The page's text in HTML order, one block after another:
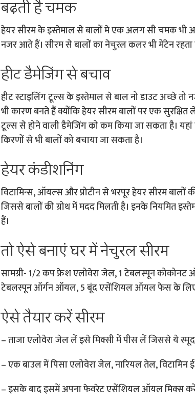
बढ़ती है चमक
हेयर सीरम के इस्तेमाल से बालों मे एक अलग सी चमक भी
नजर आते हैं। सीरम से बालों का नेचुरल कलर भी मेंटेन रहता
हीट डैमेजिंग से बचाव
हीट स्टाइलिंग टूल्स के इस्तेमाल से बाल नो डाउट अच्छे
भी कारण बनते हैं क्योंकि हेयर सीरम बालों पर एक सुरक्षित
टूल्स से होने वाली डैमेजिंग को कम किया जा सकता है।
किरणों से भी बालों को बचाया जा सकता है।
हेयर कंडीशनिंग
विटामिन्स, ऑयल्स और प्रोटीन से भरपूर हेयर सीरम बालों
जिससे बालों की ग्रोथ में मदद मिलती है। इनके नियमित
हैं।
तो ऐसे बनाएं घर में नेचुरल सीरम
सामग्री- 1/2 कप फ्रेश एलोवेरा जेल, 1 टेबलस्पून
टेबलस्पून ऑर्गन ऑयल, 5 बूंद एसेंशियल ऑयल फेस के लिए
ऐसे तैयार करें सीरम
– ताजा एलोवेरा जेल लें इसे मिक्सी में पीस लें जिससे ये स्मूद
– एक बाउल में पिसा एलोवेरा जेल, नारियल तेल,
– इसके बाद इसमें अपना फेवरेट एसेंशियल ऑयल मिक्स